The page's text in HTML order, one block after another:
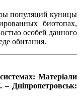
популяций куницы
биотопах,
особей данного
обитания.
Матеріали
– Дніпропетровськ: